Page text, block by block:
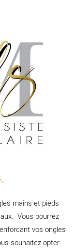
mains et pieds
Vous pourrez
vos ongles
souhaitez opter